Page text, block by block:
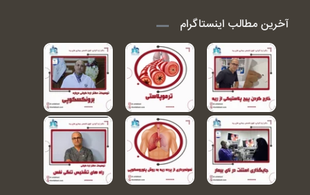
آخرین مطالب اینستاگرام